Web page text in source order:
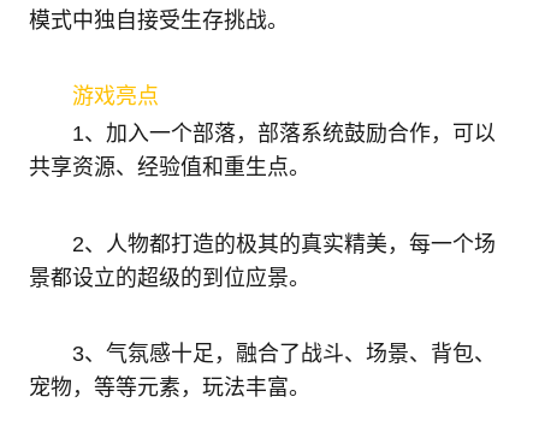
模式中独自接受生存挑战。
游戏亮点
1、加入一个部落，部落系统鼓励合作，可以
共享资源、经验值和重生点。
2、人物都打造的极其的真实精美，每一个场
景都设立的超级的到位应景。
3、气氛感十足，融合了战斗、场景、背包、
宠物，等等元素，玩法丰富。